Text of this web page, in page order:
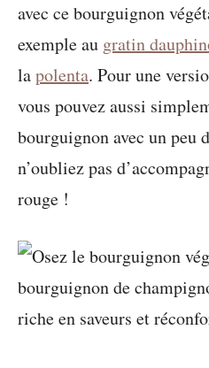
avec ce bourguignon
exemple au gratin
lapolenta. Pour une
vous pouvez aussi
bourguignon avec un peu
n’oubliez pas
rouge !